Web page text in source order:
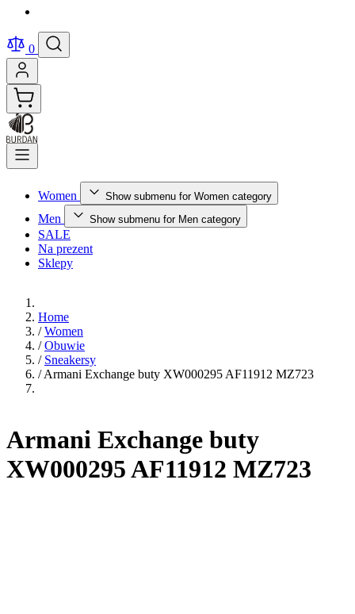
0
Women Show submenu for Women category
Men Show submenu for Men category
SALE
Na prezent
Sklepy
Home
/ Women
/ Obuwie
/ Sneakersy
/ Armani Exchange buty XW000295 AF11912 MZ723
Armani Exchange buty
XW000295 AF11912 MZ723